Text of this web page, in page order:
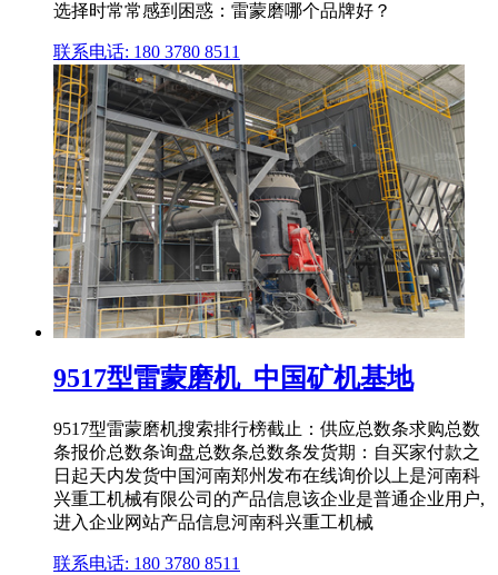
选择时常常感到困惑：雷蒙磨哪个品牌好？
联系电话: 180 3780 8511
9517型雷蒙磨机_中国矿机基地
9517型雷蒙磨机搜索排行榜截止：供应总数条求购总数
条报价总数条询盘总数条总数条发货期：自买家付款之
日起天内发货中国河南郑州发布在线询价以上是河南科
兴重工机械有限公司的产品信息该企业是普通企业用户,
进入企业网站产品信息河南科兴重工机械
联系电话: 180 3780 8511